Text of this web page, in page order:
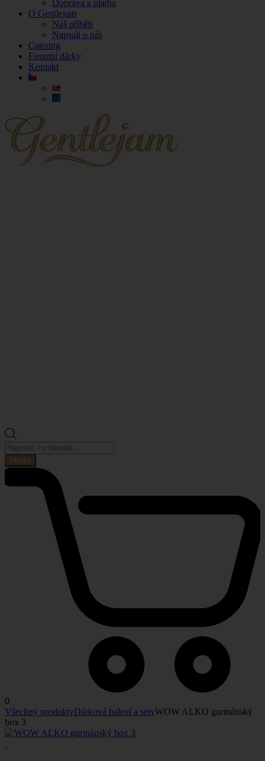
Doprava a platba
O Gentlejam
Náš příběh
Napsali o nás
Catering
Firemní dárky
Kontakt
Products
search
Hledat
0
Všechny produktyDárková balení a setyWOW ALKO gurmánský
box 3